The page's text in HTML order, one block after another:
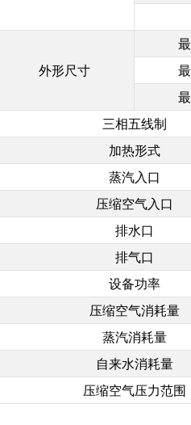
外形尺寸
三相五线制
加热形式
蒸汽入口
压缩空气入口
排水口
排气口
设备功率
压缩空气消耗量
蒸汽消耗量
自来水消耗量
压缩空气压力范围